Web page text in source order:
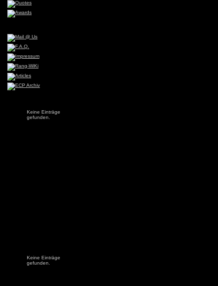
Keine Einträge
gefunden.
Keine Einträge
gefunden.